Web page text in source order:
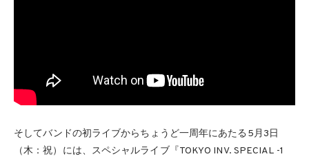
そしてバンドの初ライブからちょうど一周年にあたる5月3日
（木：祝）には、スペシャルライブ『TOKYO INV. SPECIAL -1